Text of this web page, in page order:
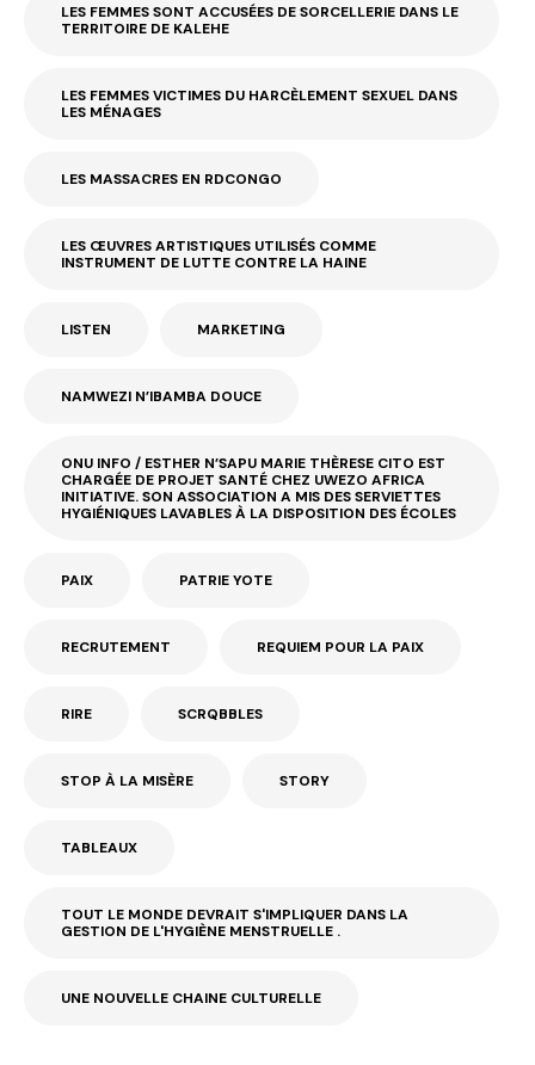
LES FEMMES SONT ACCUSÉES DE SORCELLERIE DANS LE
TERRITOIRE DE KALEHE
LES FEMMES VICTIMES DU HARCÈLEMENT SEXUEL DANS
LES MÉNAGES
LES MASSACRES EN RDCONGO
LES ŒUVRES ARTISTIQUES UTILISÉS COMME
INSTRUMENT DE LUTTE CONTRE LA HAINE
LISTEN MARKETING
NAMWEZI N’IBAMBA DOUCE
ONU INFO / ESTHER N’SAPU MARIE THÈRESE CITO EST
CHARGÉE DE PROJET SANTÉ CHEZ UWEZO AFRICA
INITIATIVE. SON ASSOCIATION A MIS DES SERVIETTES
HYGIÉNIQUES LAVABLES À LA DISPOSITION DES ÉCOLES
PAIX PATRIE YOTE
RECRUTEMENT REQUIEM POUR LA PAIX
RIRE SCRQBBLES
STOP À LA MISÈRE STORY
TABLEAUX
TOUT LE MONDE DEVRAIT S'IMPLIQUER DANS LA
GESTION DE L'HYGIÈNE MENSTRUELLE .
UNE NOUVELLE CHAINE CULTURELLE